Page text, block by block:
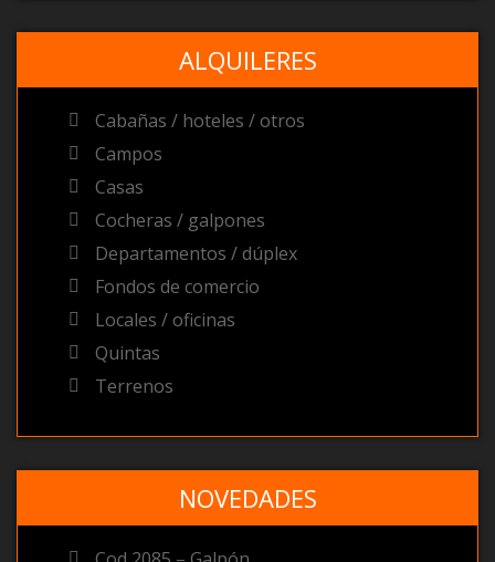
ALQUILERES
Cabañas / hoteles / otros
Campos
Casas
Cocheras / galpones
Departamentos / dúplex
Fondos de comercio
Locales / oficinas
Quintas
Terrenos
NOVEDADES